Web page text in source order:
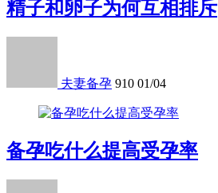
精子和卵子为何互相排斥
夫妻备孕 910 01/04
备孕吃什么提高受孕率